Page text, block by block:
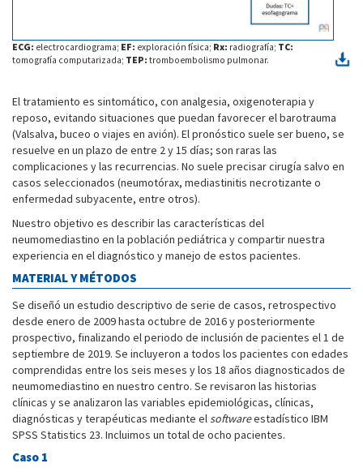
ECG: electrocardiograma; EF: exploración física; Rx: radiografía; TC:
tomografía computarizada; TEP: tromboembolismo pulmonar.
El tratamiento es sintomático, con analgesia, oxigenoterapia y
reposo, evitando situaciones que puedan favorecer el barotrauma
(Valsalva, buceo o viajes en avión). El pronóstico suele ser bueno, se
resuelve en un plazo de entre 2 y 15 días; son raras las
complicaciones y las recurrencias. No suele precisar cirugía salvo en
casos seleccionados (neumotórax, mediastinitis necrotizante o
enfermedad subyacente, entre otros).
Nuestro objetivo es describir las características del
neumomediastino en la población pediátrica y compartir nuestra
experiencia en el diagnóstico y manejo de estos pacientes.
MATERIAL Y MÉTODOS
Se diseñó un estudio descriptivo de serie de casos, retrospectivo
desde enero de 2009 hasta octubre de 2016 y posteriormente
prospectivo, finalizando el periodo de inclusión de pacientes el 1 de
septiembre de 2019. Se incluyeron a todos los pacientes con edades
comprendidas entre los seis meses y los 18 años diagnosticados de
neumomediastino en nuestro centro. Se revisaron las historias
clínicas y se analizaron las variables epidemiológicas, clínicas,
diagnósticas y terapéuticas mediante elsoftwareestadístico IBM
SPSS Statistics 23. Incluimos un total de ocho pacientes.
Caso 1